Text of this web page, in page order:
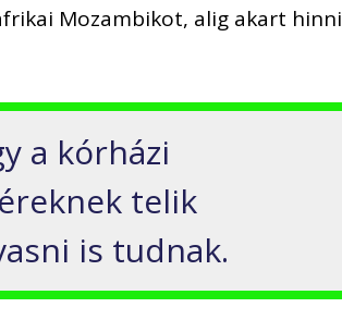
Mozambikot, alig akart hinni
a kórházi
telik
is tudnak.